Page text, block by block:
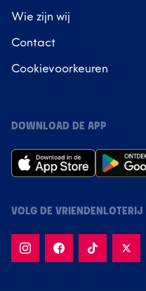
Wie zijn wij
Contact
Cookievoorkeuren
DOWNLOAD DE APP
VOLG DE VRIENDENLOTERIJ